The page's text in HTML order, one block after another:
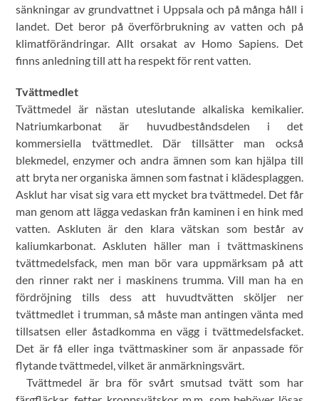
sänkningar av grundvattnet i Uppsala och på många håll i
landet. Det beror på överförbrukning av vatten och på
klimatförändringar. Allt orsakat av Homo Sapiens. Det
finns anledning till att ha respekt för rent vatten.
Tvättmedlet
Tvättmedel är nästan uteslutande alkaliska kemikalier.
Natriumkarbonat är huvudbeståndsdelen i det
kommersiella tvättmedlet. Där tillsätter man också
blekmedel, enzymer och andra ämnen som kan hjälpa till
att bryta ner organiska ämnen som fastnat i klädesplaggen.
Asklut har visat sig vara ett mycket bra tvättmedel. Det får
man genom att lägga vedaskan från kaminen i en hink med
vatten. Askluten är den klara vätskan som består av
kaliumkarbonat. Askluten häller man i tvättmaskinens
tvättmedelsfack, men man bör vara uppmärksam på att
den rinner rakt ner i maskinens trumma. Vill man ha en
fördröjning tills dess att huvudtvätten sköljer ner
tvättmedlet i trumman, så måste man antingen vänta med
tillsatsen eller åstadkomma en vägg i tvättmedelsfacket.
Det är få eller inga tvättmaskiner som är anpassade för
flytande tvättmedel, vilket är anmärkningsvärt.
Tvättmedel är bra för svårt smutsad tvätt som har